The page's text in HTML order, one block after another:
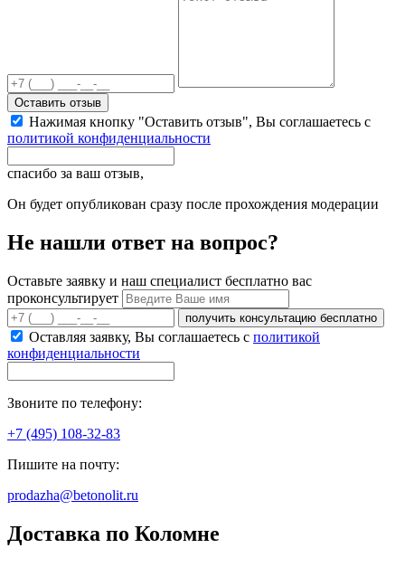
Оставить отзыв
Нажимая кнопку "Оставить отзыв", Вы соглашаетесь с
политикой конфиденциальности
спасибо за ваш отзыв,
Он будет опубликован сразу после прохождения модерации
Не нашли ответ на вопрос?
Оставьте заявку и наш специалист бесплатно вас
проконсультирует
получить консультацию бесплатно
Оставляя заявку, Вы соглашаетесь с политикой
конфиденциальности
Звоните по телефону:
+7 (495) 108-32-83
Пишите на почту:
prodazha@betonolit.ru
Доставка по Коломне